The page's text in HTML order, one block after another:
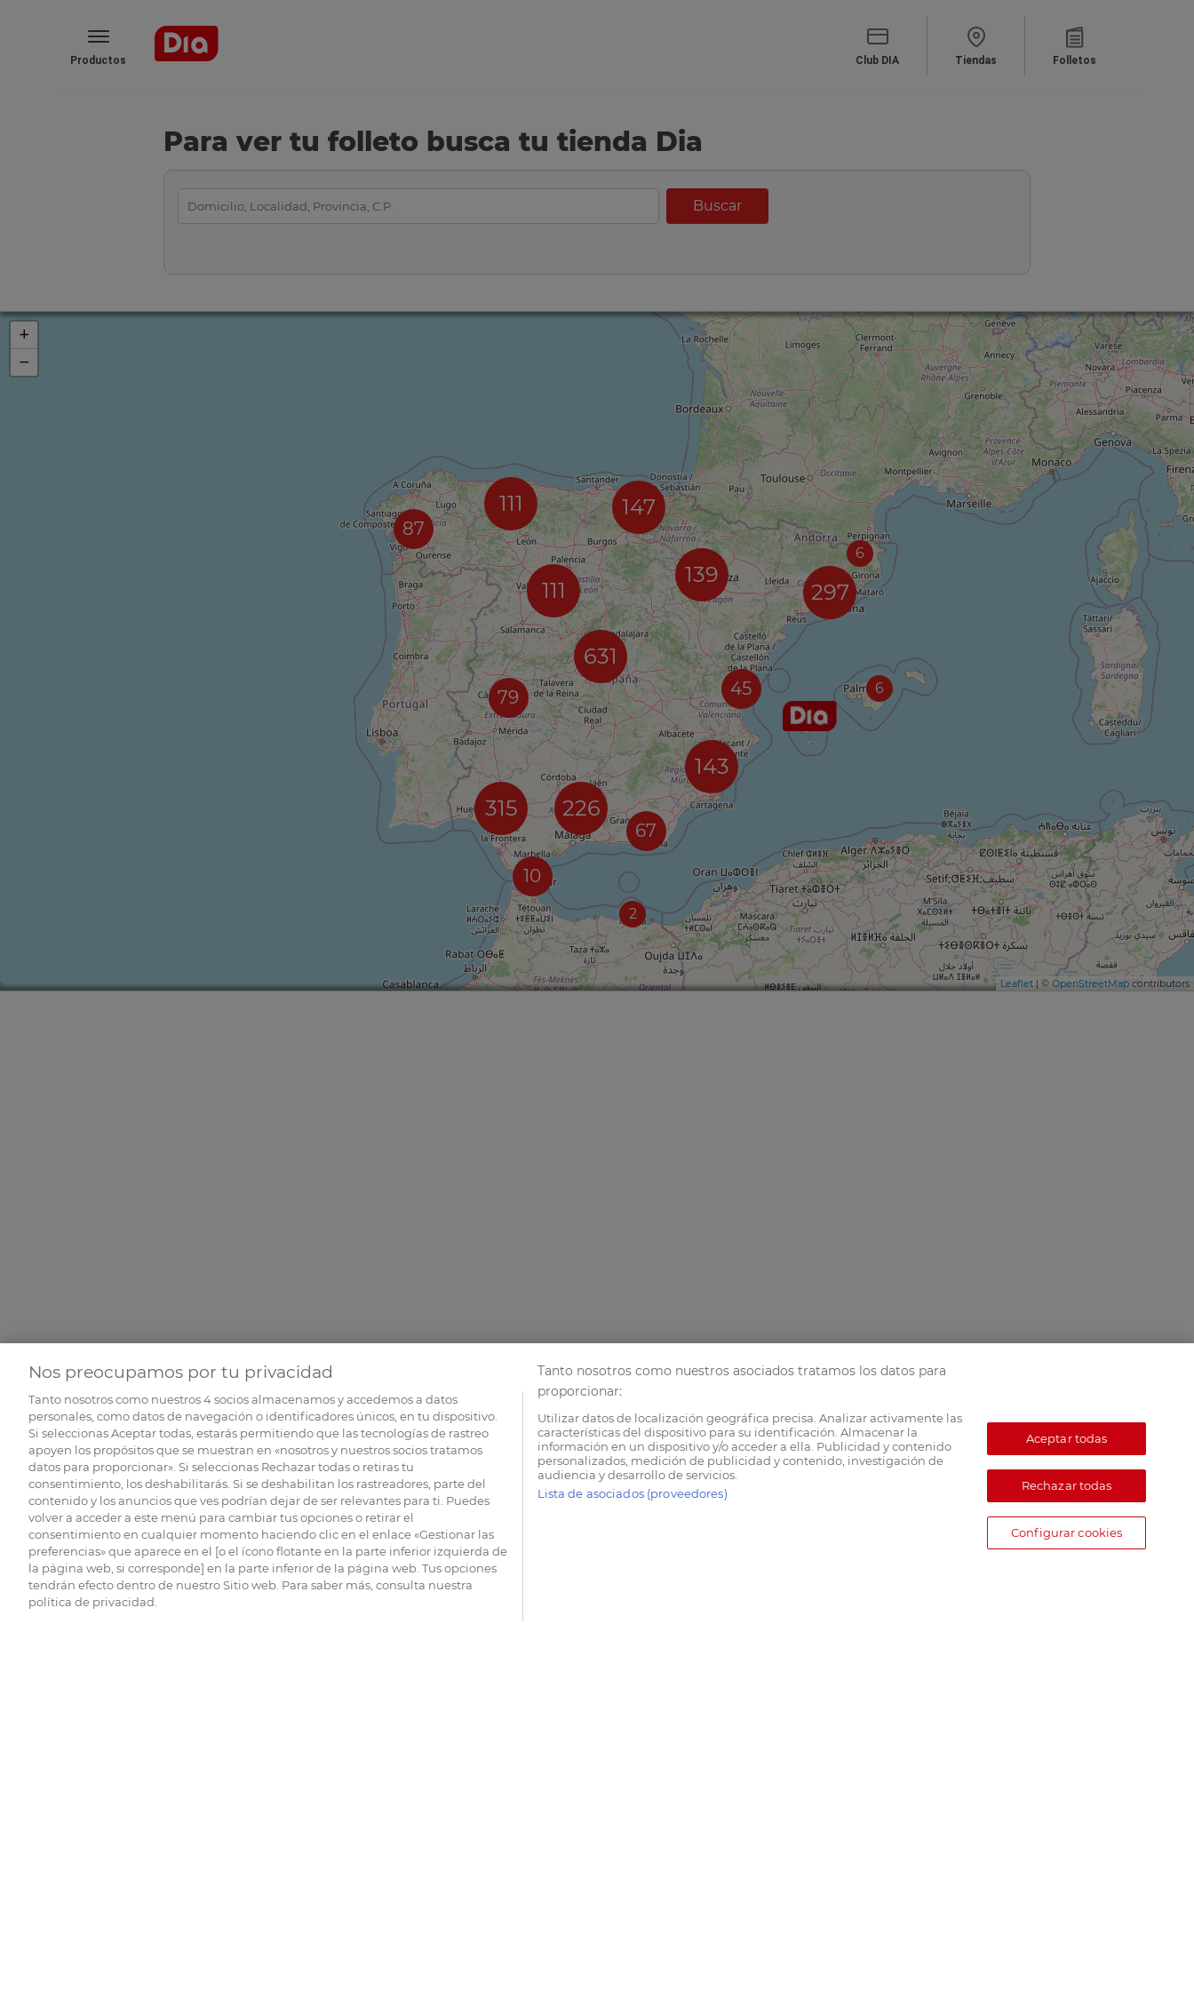
Productos Club DIA Tiendas Folletos
Para ver tu folleto busca tu tienda Dia
87
111 147
2
6
111
79
631
10
226
315
6
139
297
67
45
143
+
−
Leaflet | © OpenStreetMapcontributors
Nos preocupamos por tu privacidad
Tanto nosotros como nuestros4socios almacenamos y accedemos a datos
personales, como datos de navegación o identificadores únicos, en tu dispositivo.
Si seleccionas Aceptar todas, estarás permitiendo que las tecnologías de rastreo
apoyen los propósitos que se muestran en «nosotros y nuestros socios tratamos
datos para proporcionar». Si seleccionas Rechazar todas o retiras tu
consentimiento, los deshabilitarás. Si se deshabilitan los rastreadores, parte del
contenido y los anuncios que ves podrían dejar de ser relevantes para ti. Puedes
volver a acceder a este menú para cambiar tus opciones o retirar el
consentimiento en cualquier momento haciendo clic en el enlace «Gestionar las
preferencias» que aparece en el [o el ícono flotante en la parte inferior izquierda de
la página web, si corresponde] en la parte inferior de la página web. Tus opciones
tendrán efecto dentro de nuestro Sitio web. Para saber más, consulta nuestra
política de privacidad.
Tanto nosotros como nuestros asociados tratamos los datos para
proporcionar:
Utilizar datos de localización geográfica precisa. Analizar activamente las
características del dispositivo para su identificación. Almacenar la
información en un dispositivo y/o acceder a ella. Publicidad y contenido
personalizados, medición de publicidad y contenido, investigación de
audiencia y desarrollo de servicios.
Lista de asociados (proveedores)
Aceptar todas
Rechazar todas
Configurar cookies